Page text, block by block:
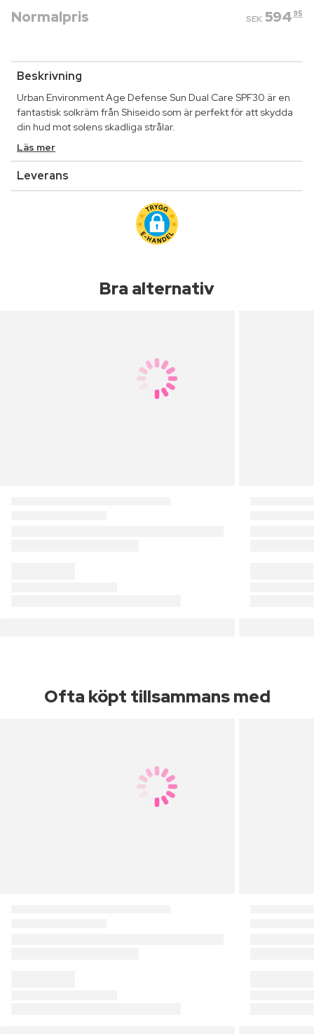
Normalpris SEK 594 95
Beskrivning
Urban Environment Age Defense Sun Dual Care SPF30 är en
fantastisk solkräm från Shiseido som är perfekt för att skydda
din hud mot solens skadliga strålar.
Läs mer
Leverans
Bra alternativ
Ofta köpt tillsammans med